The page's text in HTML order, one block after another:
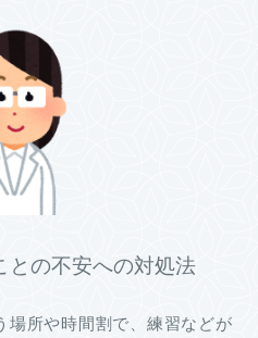
の不安への対処法
場所や時間割で、練習などが